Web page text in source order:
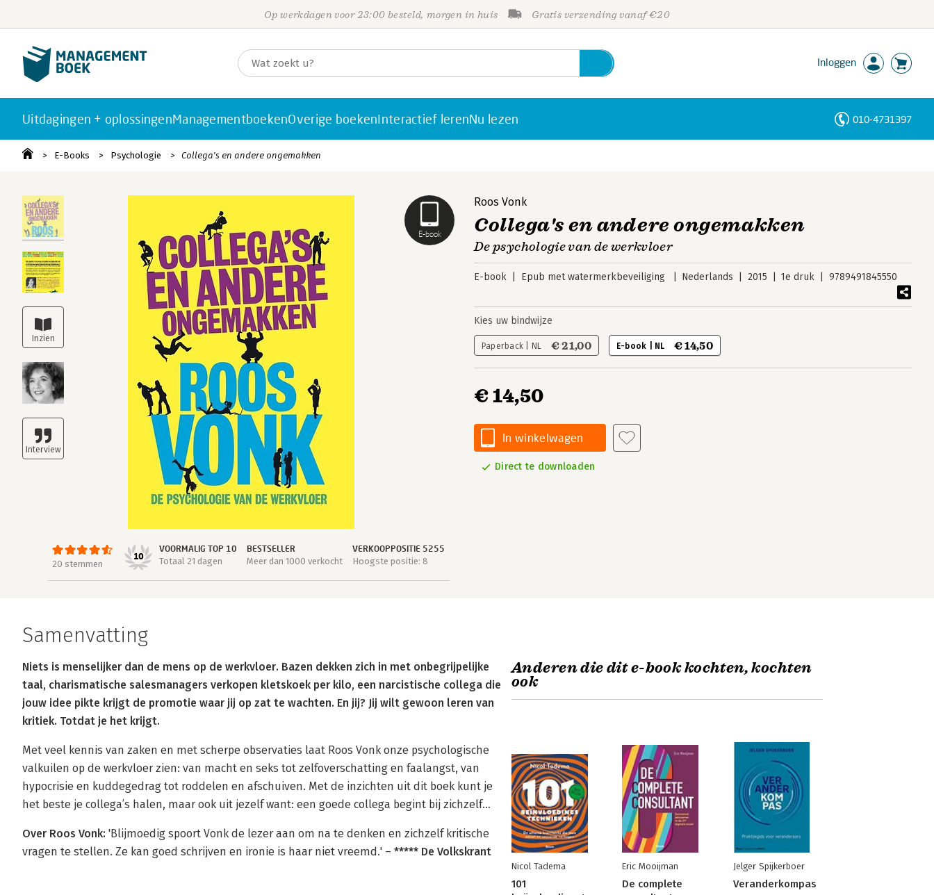
Op werkdagen voor 23:00 besteld, morgen in huis Gratis verzending vanaf €20
Inloggen
Uitdagingen + oplossingenManagementboekenOverige boekenInteractief lerenNu lezen 010-4731397
E-Books Psychologie Collega's en andere ongemakken
E-book
20 stemmen
10
VOORMALIG TOP 10
Totaal 21 dagen
BESTSELLER
Meer dan 1000 verkocht
VERKOOPPOSITIE 5255
Hoogste positie: 8
Roos Vonk
Collega's en andere ongemakken
De psychologie van de werkvloer
E-book Epub met watermerkbeveiliging Nederlands 2015 1e druk 9789491845550
Kies uw bindwijze
Paperback | NL € 21,00 E-book | NL € 14,50
€ 14,50
In winkelwagen
Direct te downloaden
Samenvatting
Niets is menselijker dan de mens op de werkvloer. Bazen dekken zich in met onbegrijpelijke
taal, charismatische salesmanagers verkopen kletskoek per kilo, een narcistische collega die
jouw idee pikte krijgt de promotie waar jij op zat te wachten. En jij? Jij wilt gewoon leren van
kritiek. Totdat je het krijgt.
Met veel kennis van zaken en met scherpe observaties laat Roos Vonk onze psychologische
valkuilen op de werkvloer zien: van macht en seks tot zelfoverschatting en faalangst, van
hypocrisie en kuddegedrag tot roddelen en afschuiven. Met de inzichten uit dit boek kunt je
het beste je collega’s halen, maar ook uit jezelf want: een goede collega begint bij zichzelf…
Over Roos Vonk: 'Blijmoedig spoort Vonk de lezer aan om na te denken en zichzelf kritische
vragen te stellen. Ze kan goed schrijven en ironie is haar niet vreemd.' – ***** De Volkskrant
Anderen die dit e-book kochten, kochten
ook
Nicol Tadema
101
Eric Mooijman
De complete
Jelger Spijkerboer
Veranderkompas
Personen